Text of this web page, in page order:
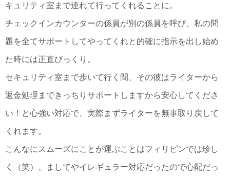
キュリティ室まで連れて行ってくれることに。
チェックインカウンターの係員が別の係員を呼び、私の問
題を全てサポートしてやってくれと的確に指示を出し始め
た時には正直びっくり。
セキュリティ室まで歩いて行く間、その彼はライターから
返金処理まできっちりサポートしますから安心してくださ
い！と心強い対応で、実際まずライターを無事取り戻して
くれます。
こんなにスムーズにことが運ぶことはフィリピンでは珍し
く（笑）、ましてやイレギュラー対応だったので心配だっ